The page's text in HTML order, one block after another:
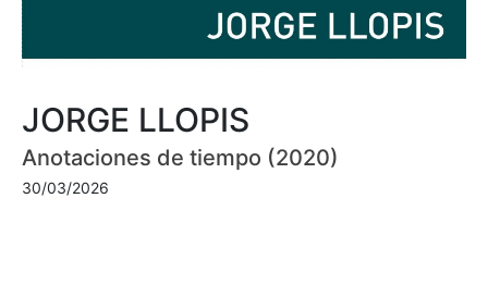
JORGE LLOPIS
Anotaciones de tiempo (2020)
30/03/2026